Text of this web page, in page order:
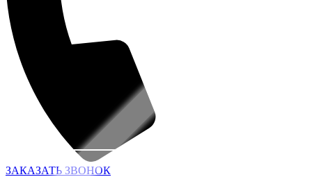
ЗАКАЗАТЬ ЗВОНОК